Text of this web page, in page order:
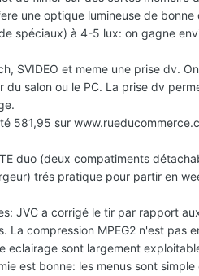
une optique lumineuse de
spéciaux) à 4-5 lux: on gagne
SVIDEO et meme une prise dv.
salon ou le PC. La prise dv
581,95 sur
duo (deux compatiments
trés pratique pour partir en
JVC a corrigé le tir par rapport
La compression MPEG2 n'est pas
eclairage sont largement
est bonne: les menus sont